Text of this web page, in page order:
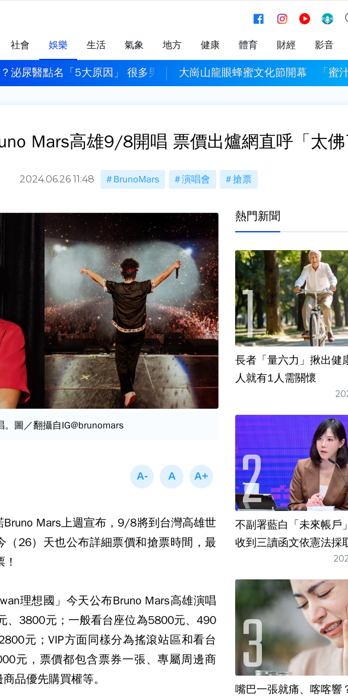
社會 娛樂 生活 氣象 地方 健康 體育 財經 影音
泌尿醫點名「5大原因」 很多男人天天做大崗山龍眼蜂蜜文化節開幕 「蜜
Mars高雄9/8開唱 票價出爐網直呼「太佛
2024.06.26 11:48 BrunoMars 演唱會 搶票
圖／翻攝自IG@brunomars
Mars上週宣布，9/8將到台灣高雄世
（26）天也公布詳細票價和搶票時間，最
理想國」今天公布Bruno Mars高雄演唱
、3800元；一般看台座位為5800元、490
元；VIP方面同樣分為搖滾站區和看台
元，票價都包含票券一張、專屬周邊商
品優先購買權等。
熱門新聞
長者「量六力」揪出健
人就有1人需關懷
不副署藍白「未來帳戶
收到三讀函文依憲法採
嘴巴一張就痛、喀喀響